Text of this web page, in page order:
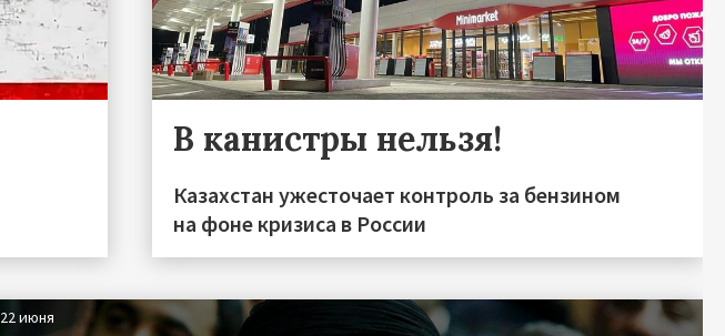
В канистры нельзя!
Казахстан ужесточает контроль за бензином
на фоне кризиса в России
22 июня